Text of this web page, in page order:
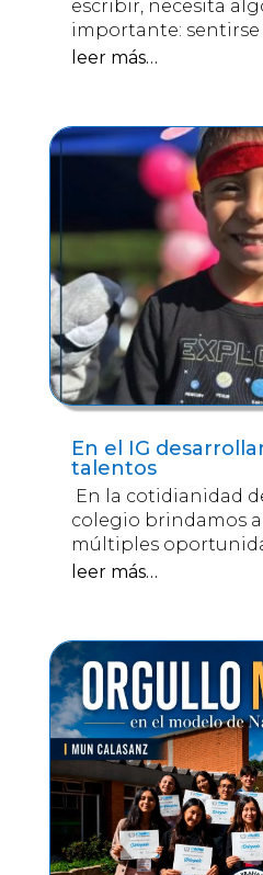
escribir, necesita
importante: sentirse
leer más…
En el IG
talentos
En la cotidianidad
colegio brindamos
múltiples
leer más…